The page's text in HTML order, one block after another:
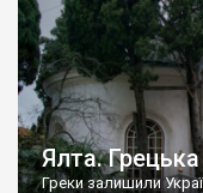
Ялта.
Греки залишили